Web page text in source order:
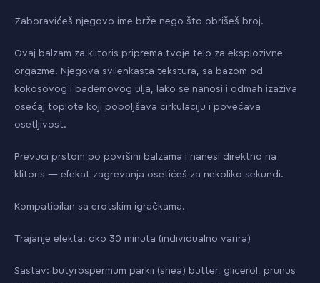
Zaboravićeš njegovo ime brže nego što obrišeš broj.
Ovaj balzam za klitoris priprema tvoje telo za eksplozivne
orgazme. Njegova svilenkasta tekstura, sa bazom od
kokosovog i bademovog ulja, lako se nanosi i odmah izaziva
osećaj toplote koji poboljšava cirkulaciju i povećava
osetljivost.
Prevuci prstom po površini balzama i nanesi direktno na
klitoris — efekat zagrevanja osetićeš za nekoliko sekundi.
Kompatibilan sa erotskim igračkama.
Trajanje efekta: oko 30 minuta (individualno varira)
Sastav: butyrospermum parkii (shea) butter, glicerol, prunus